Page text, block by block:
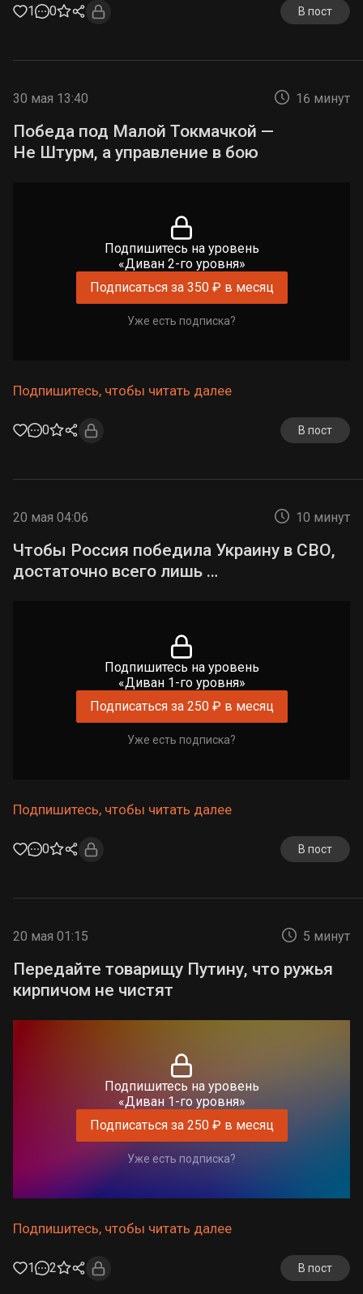
1 0 В пост
30 мая 13:40 16 минут
Победа под Малой Токмачкой —
Не Штурм, а управление в бою
Подпишитесь на уровень
«Диван 2-го уровня»
Подписаться за 350 ₽ в месяц
Уже есть подписка?
Подпишитесь, чтобы читать далее
0 В пост
20 мая 04:06 10 минут
Чтобы Россия победила Украину в СВО,
достаточно всего лишь …
Подпишитесь на уровень
«Диван 1-го уровня»
Подписаться за 250 ₽ в месяц
Уже есть подписка?
Подпишитесь, чтобы читать далее
0 В пост
20 мая 01:15 5 минут
Передайте товарищу Путину, что ружья
кирпичом не чистят
Подпишитесь на уровень
«Диван 1-го уровня»
Подписаться за 250 ₽ в месяц
Уже есть подписка?
Подпишитесь, чтобы читать далее
1 2 В пост